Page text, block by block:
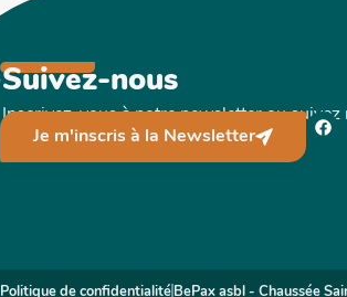
AraBel.fm...
Suivez-nous
Inscrivez-vous à notre newsletter ou suivez
Je m'inscris à la Newsletter
Politique de confidentialité BePax asbl - Chaussée